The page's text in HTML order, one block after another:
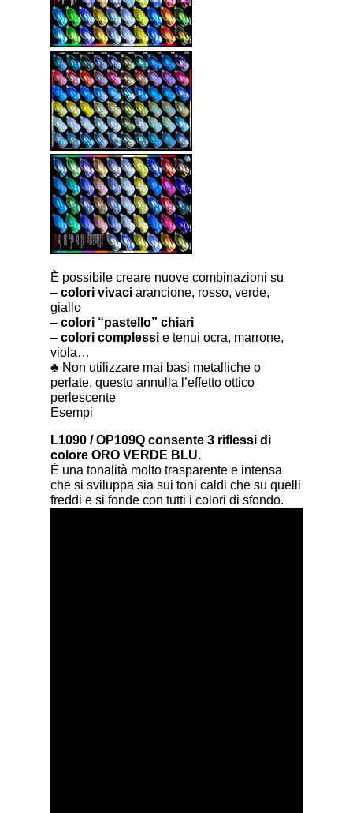
È possibile creare nuove combinazioni su
– colori vivaci arancione, rosso, verde,
giallo
– colori “pastello” chiari
– colori complessi e tenui ocra, marrone,
viola…
♣ Non utilizzare mai basi metalliche o
perlate, questo annulla l’effetto ottico
perlescente
Esempi
L1090 ​​/ OP109Q consente 3 riflessi di
colore ORO VERDE BLU.
È una tonalità molto trasparente e intensa
che si sviluppa sia sui toni caldi che su quelli
freddi e si fonde con tutti i colori di sfondo.